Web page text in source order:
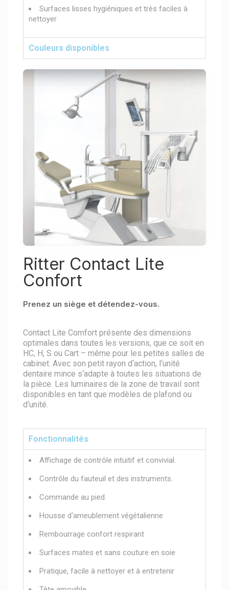
Surfaces lisses hygiéniques et très faciles à
nettoyer
Couleurs disponibles
Ritter Contact Lite
Confort
Prenez un siège et détendez-vous.
Contact Lite Comfort présente des dimensions
optimales dans toutes les versions, que ce soit en
HC, H, S ou Cart – même pour les petites salles de
cabinet. Avec son petit rayon d‘action, l‘unité
dentaire mince s‘adapte à toutes les situations de
la pièce. Les luminaires de la zone de travail sont
disponibles en tant que modèles de plafond ou
d‘unité.
Fonctionnalités
Affichage de contrôle intuitif et convivial.
Contrôle du fauteuil et des instruments.
Commande au pied.
Housse d‘ameublement végétalienne
Rembourrage confort respirant
Surfaces mates et sans couture en soie
Pratique, facile à nettoyer et à entretenir